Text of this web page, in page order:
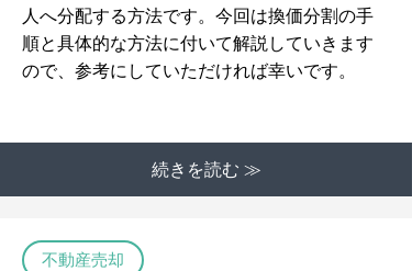
人へ分配する方法です。今回は換価分割の手
順と具体的な方法に付いて解説していきます
ので、参考にしていただければ幸いです。
続きを読む ≫
不動産売却